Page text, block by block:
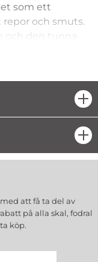
som ett
och smuts.
och den tunna
av ett extra
yta
brands
att få ta del av
på alla skal, fodral
köp.